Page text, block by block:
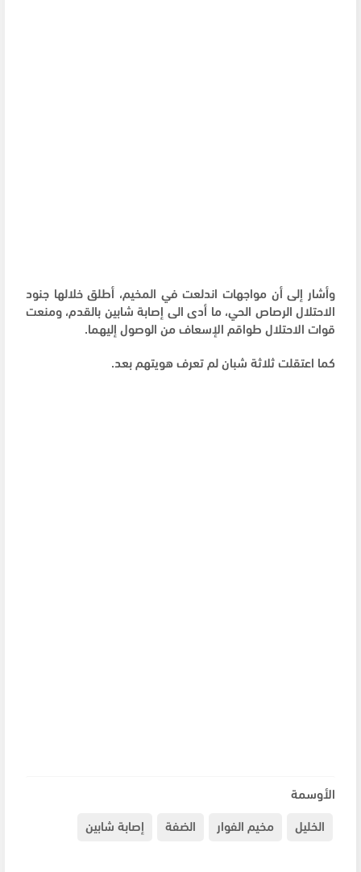
وأشار إلى أن مواجهات اندلعت في المخيم، أطلق خلالها جنود
الاحتلال الرصاص الحي، ما أدى الى إصابة شابين بالقدم، ومنعت
قوات الاحتلال طواقم الإسعاف من الوصول إليهما.
كما اعتقلت ثلاثة شبان لم تعرف هويتهم بعد.
الأوسمة
الخليل
مخيم الفوار الضفة إصابة شابين